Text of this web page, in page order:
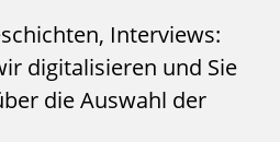
Interviews:
digitalisieren und Sie
die Auswahl der